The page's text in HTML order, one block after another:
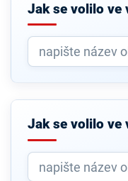
Jak se volilo ve
Jak se volilo ve